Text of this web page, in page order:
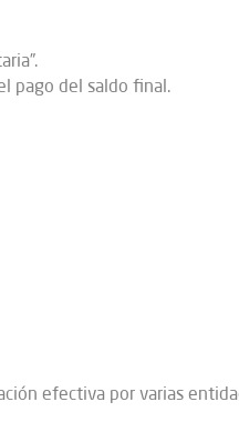
pago del saldo final.
efectiva por varias